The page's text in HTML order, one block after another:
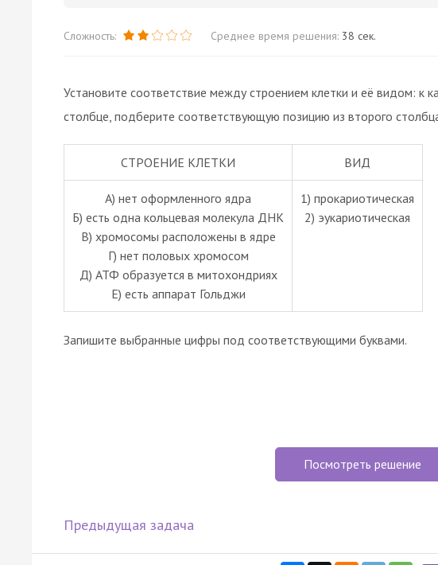
Сложность: Среднее время решения: 38 сек.
Установите соответствие между строением клетки и её видом: к
столбце, подберите соответствующую позицию из второго
СТРОЕНИЕ КЛЕТКИ ВИД
А) нет оформленного ядра
Б) есть одна кольцевая молекула ДНК
В) хромосомы расположены в ядре
Г) нет половых хромосом
Д) АТФ образуется в митохондриях
Е) есть аппарат Гольджи
1) прокариотическая
2) эукариотическая
Запишите выбранные цифры под соответствующими буквами.
Посмотреть решение
Предыдущая задача